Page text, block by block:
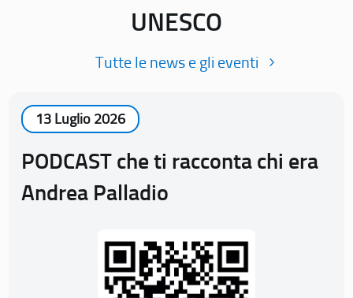
UNESCO
Tutte le news e gli eventi
13 Luglio 2026
PODCAST che ti racconta chi era
Andrea Palladio